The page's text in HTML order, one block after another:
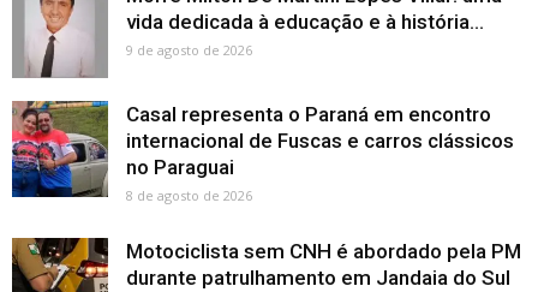
vida dedicada à educação e à história...
9 de agosto de 2026
Casal representa o Paraná em encontro
internacional de Fuscas e carros clássicos
no Paraguai
8 de agosto de 2026
Motociclista sem CNH é abordado pela PM
durante patrulhamento em Jandaia do Sul